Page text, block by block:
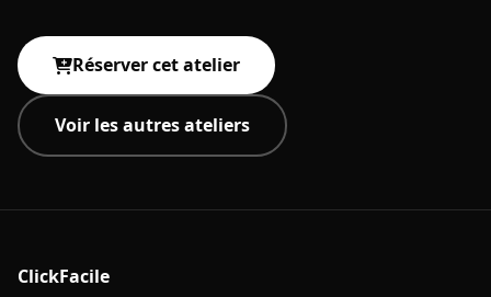
Réserver cet atelier
Voir les autres ateliers
ClickFacile